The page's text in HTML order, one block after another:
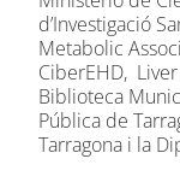
d’Investigació
Metabolic
CiberEHD,
Biblioteca
Pública de
Tarragona i la